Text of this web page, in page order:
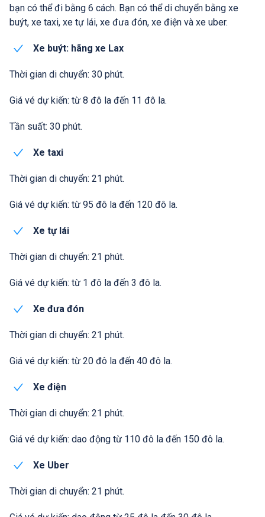
bạn có thể đi bằng 6 cách. Bạn có thể di chuyển bằng xe
buýt, xe taxi, xe tự lái, xe đưa đón, xe điện và xe uber.
Xe buýt: hãng xe Lax
Thời gian di chuyển: 30 phút.
Giá vé dự kiến: từ 8 đô la đến 11 đô la.
Tần suất: 30 phút.
Xe taxi
Thời gian di chuyển: 21 phút.
Giá vé dự kiến: từ 95 đô la đến 120 đô la.
Xe tự lái
Thời gian di chuyển: 21 phút.
Giá vé dự kiến: từ 1 đô la đến 3 đô la.
Xe đưa đón
Thời gian di chuyển: 21 phút.
Giá vé dự kiến: từ 20 đô la đến 40 đô la.
Xe điện
Thời gian di chuyển: 21 phút.
Giá vé dự kiến: dao động từ 110 đô la đến 150 đô la.
Xe Uber
Thời gian di chuyển: 21 phút.